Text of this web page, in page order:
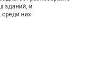
зданий, и
них